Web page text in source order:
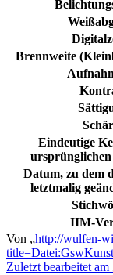
Brennweite
Eindeutige
Datum, zu dem
letztmalig
IIM-
Von „http://wulfen-
Zuletzt bearbeitet